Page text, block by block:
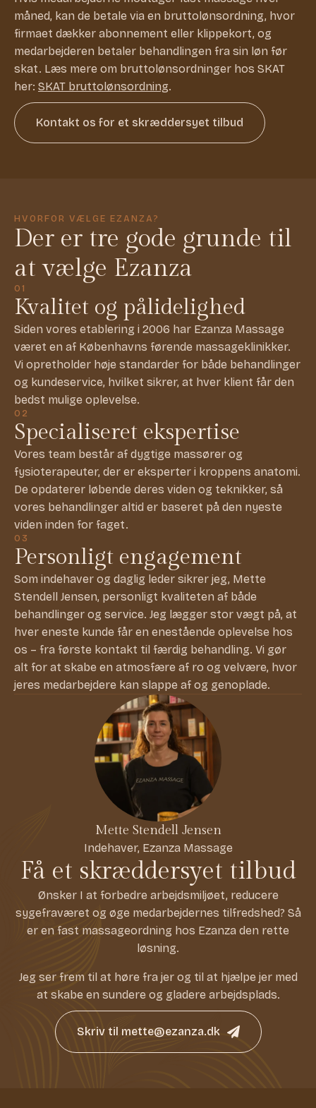
måned, kan de betale via en bruttolønsordning, hvor
firmaet dækker abonnement eller klippekort, og
medarbejderen betaler behandlingen fra sin løn før
skat. Læs mere om bruttolønsordninger hos SKAT
her: SKAT bruttolønsordning.
Kontakt os for et skræddersyet tilbud
HVORFOR VÆLGE EZANZA?
Der er tre gode grunde til
at vælge Ezanza
01
Kvalitet og pålidelighed
Siden vores etablering i 2006 har Ezanza Massage
været en af Københavns førende massageklinikker.
Vi opretholder høje standarder for både behandlinger
og kundeservice, hvilket sikrer, at hver klient får den
bedst mulige oplevelse.
02
Specialiseret ekspertise
Vores team består af dygtige massører og
fysioterapeuter, der er eksperter i kroppens anatomi.
De opdaterer løbende deres viden og teknikker, så
vores behandlinger altid er baseret på den nyeste
viden inden for faget.
03
Personligt engagement
Som indehaver og daglig leder sikrer jeg, Mette
Stendell Jensen, personligt kvaliteten af både
behandlinger og service. Jeg lægger stor vægt på, at
hver eneste kunde får en enestående oplevelse hos
os – fra første kontakt til færdig behandling. Vi gør
alt for at skabe en atmosfære af ro og velvære, hvor
jeres medarbejdere kan slappe af og genoplade.
Mette Stendell Jensen
Indehaver, Ezanza Massage
Få et skræddersyet tilbud
Ønsker I at forbedre arbejdsmiljøet, reducere
sygefraværet og øge medarbejdernes tilfredshed? Så
er en fast massageordning hos Ezanza den rette
løsning.
Jeg ser frem til at høre fra jer og til at hjælpe jer med
at skabe en sundere og gladere arbejdsplads.
Skriv til mette@ezanza.dk